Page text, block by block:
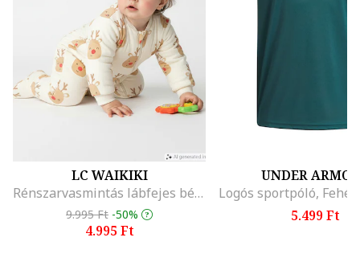
LC WAIKIKI
Rénszarvasmintás lábfejes bélelt rugdalózó, Piros/Halvány narancssárga/Krémszín
9.995 Ft -50%
4.995 Ft
UNDER
5.499 Ft